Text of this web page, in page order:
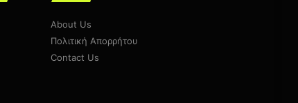
About Us
Πολιτική Απορρήτου
Contact Us